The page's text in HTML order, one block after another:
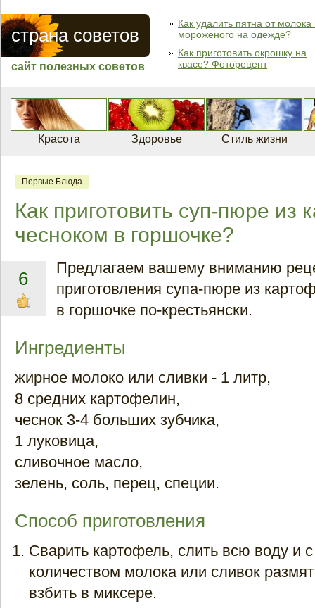
страна советов
сайт полезных советов
Как удалить пятна от молока
мороженого на одежде?
Как приготовить окрошку на
квасе? Фоторецепт
Красота Здоровье Стиль жизни
Первые Блюда
Как приготовить суп-пюре из
чесноком в горшочке?
6
Предлагаем вашему вниманию
приготовления супа-пюре из
в горшочке по-крестьянски.
Ингредиенты
жирное молоко или сливки - 1 литр,
8 средних картофелин,
чеснок 3-4 больших зубчика,
1 луковица,
сливочное масло,
зелень, соль, перец, специи.
Способ приготовления
Сварить картофель, слить всю воду и
количеством молока или сливок
взбить в миксере.